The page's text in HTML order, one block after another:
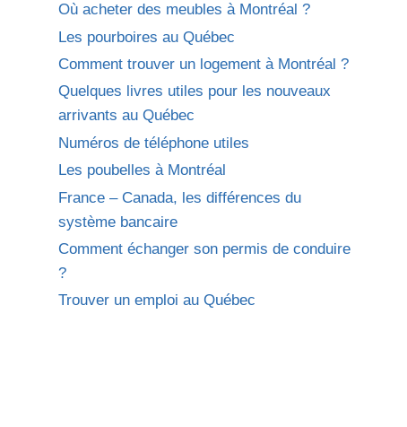
Où acheter des meubles à Montréal ?
Les pourboires au Québec
Comment trouver un logement à Montréal ?
Quelques livres utiles pour les nouveaux
arrivants au Québec
Numéros de téléphone utiles
Les poubelles à Montréal
France – Canada, les différences du
système bancaire
Comment échanger son permis de conduire
?
Trouver un emploi au Québec